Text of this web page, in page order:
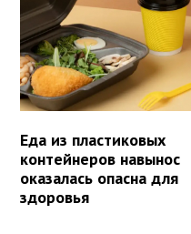
Еда из пластиковых
контейнеров навынос
оказалась опасна для
здоровья